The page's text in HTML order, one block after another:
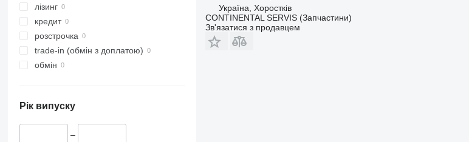
лізинг
кредит
розстрочка
trade-in (обмін з доплатою)
обмін
Рік випуску
–
Україна, Хоростків
CONTINENTAL SERVIS (Запчастини)
Зв'язатися з продавцем